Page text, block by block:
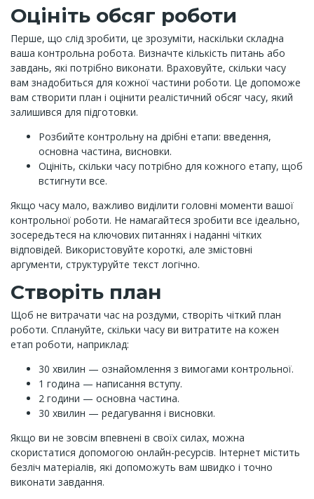
Оцініть обсяг роботи
Перше, що слід зробити, це зрозуміти, наскільки складна
ваша контрольна робота. Визначте кількість питань або
завдань, які потрібно виконати. Враховуйте, скільки часу
вам знадобиться для кожної частини роботи. Це допоможе
вам створити план і оцінити реалістичний обсяг часу, який
залишився для підготовки.
Розбийте контрольну на дрібні етапи: введення,
основна частина, висновки.
Оцініть, скільки часу потрібно для кожного етапу, щоб
встигнути все.
Якщо часу мало, важливо виділити головні моменти вашої
контрольної роботи. Не намагайтеся зробити все ідеально,
зосередьтеся на ключових питаннях і наданні чітких
відповідей. Використовуйте короткі, але змістовні
аргументи, структуруйте текст логічно.
Створіть план
Щоб не витрачати час на роздуми, створіть чіткий план
роботи. Сплануйте, скільки часу ви витратите на кожен
етап роботи, наприклад:
30 хвилин — ознайомлення з вимогами контрольної.
1 година — написання вступу.
2 години — основна частина.
30 хвилин — редагування і висновки.
Якщо ви не зовсім впевнені в своїх силах, можна
скористатися допомогою онлайн-ресурсів. Інтернет містить
безліч матеріалів, які допоможуть вам швидко і точно
виконати завдання.